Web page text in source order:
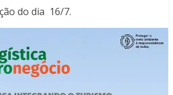
do dia 16/7.